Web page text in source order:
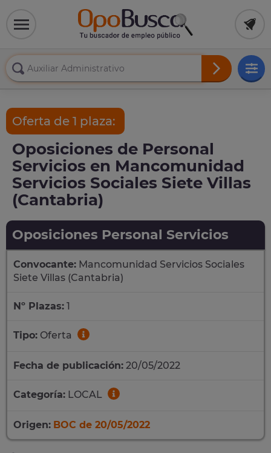
Oferta de 1 plaza:
Oposiciones de Personal
Servicios en Mancomunidad
Servicios Sociales Siete Villas
(Cantabria)
Oposiciones Personal Servicios
Convocante: Mancomunidad Servicios Sociales
Siete Villas (Cantabria)
Nº Plazas: 1
Tipo: Oferta
Fecha de publicación: 20/05/2022
Categoría: LOCAL
Origen: BOC de 20/05/2022